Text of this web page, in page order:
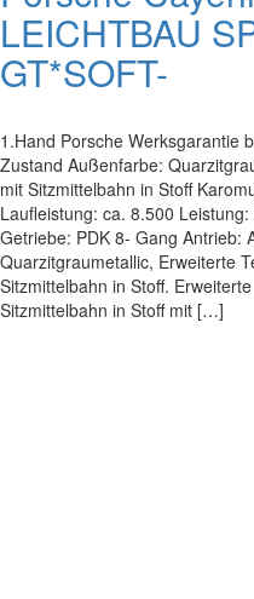
LEICHTBAU
GT*SOFT-
1.Hand Porsche Werksgarantie
Zustand Außenfarbe:
mit Sitzmittelbahn in Stoff
Laufleistung: ca. 8.500
Getriebe: PDK 8- Gang Antrieb:
Quarzitgraumetallic, Erweiterte
Sitzmittelbahn in Stoff.
Sitzmittelbahn in Stoff mit […]